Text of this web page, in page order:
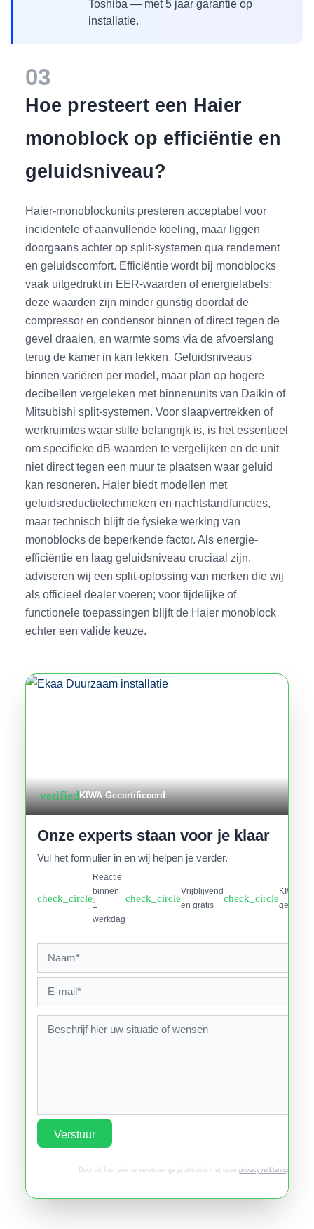
Toshiba — met 5 jaar garantie op
installatie.
03
Hoe presteert een Haier
monoblock op efficiëntie en
geluidsniveau?
Haier-monoblockunits presteren acceptabel voor
incidentele of aanvullende koeling, maar liggen
doorgaans achter op split-systemen qua rendement
en geluidscomfort. Efficiëntie wordt bij monoblocks
vaak uitgedrukt in EER-waarden of energielabels;
deze waarden zijn minder gunstig doordat de
compressor en condensor binnen of direct tegen de
gevel draaien, en warmte soms via de afvoerslang
terug de kamer in kan lekken. Geluidsniveaus
binnen variëren per model, maar plan op hogere
decibellen vergeleken met binnenunits van Daikin of
Mitsubishi split-systemen. Voor slaapvertrekken of
werkruimtes waar stilte belangrijk is, is het essentieel
om specifieke dB-waarden te vergelijken en de unit
niet direct tegen een muur te plaatsen waar geluid
kan resoneren. Haier biedt modellen met
geluidsreductietechnieken en nachtstandfuncties,
maar technisch blijft de fysieke werking van
monoblocks de beperkende factor. Als energie-
efficiëntie en laag geluidsniveau cruciaal zijn,
adviseren wij een split-oplossing van merken die wij
als officieel dealer voeren; voor tijdelijke of
functionele toepassingen blijft de Haier monoblock
echter een valide keuze.
verifiedKIWA Gecertificeerd
Onze experts staan voor je klaar
Vul het formulier in en wij helpen je verder.
check_circle
Reactie
binnen
1
werkdag
check_circle
Vrijblijvend
en gratis
check_circle
KIWA
Verstuur
Door dit formulier te versturen ga je akkoord met onze privacyverklaring.